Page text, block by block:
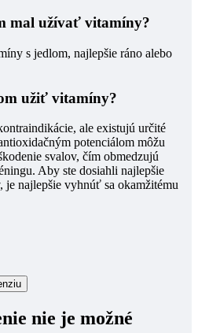
mal užívať vitamíny?
s jedlom, najlepšie ráno alebo
užiť vitamíny?
ale existujú určité
potenciálom môžu
svalov, čím obmedzujú
Aby ste dosiahli najlepšie
najlepšie vyhnúť sa okamžitému
nie je možné